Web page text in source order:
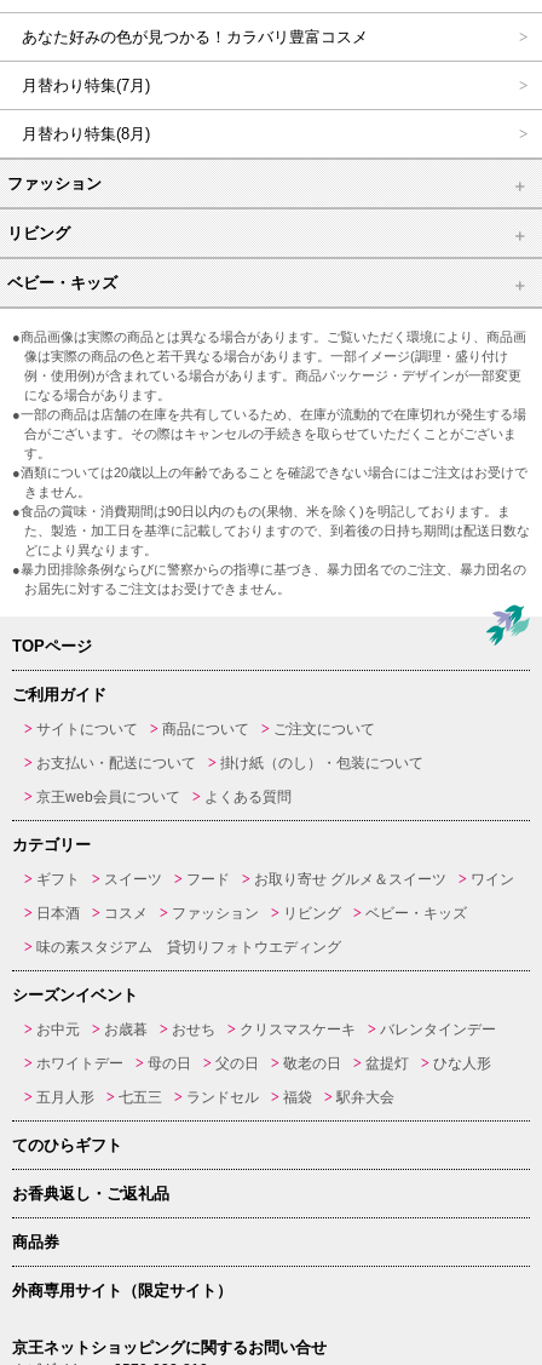
あなた好みの色が見つかる！カラバリ豊富コスメ
月替わり特集(7月)
月替わり特集(8月)
ファッション
リビング
ベビー・キッズ
●商品画像は実際の商品とは異なる場合があります。ご覧いただく環境により、商品画
像は実際の商品の色と若干異なる場合があります。一部イメージ(調理・盛り付け
例・使用例)が含まれている場合があります。商品パッケージ・デザインが一部変更
になる場合があります。
●一部の商品は店舗の在庫を共有しているため、在庫が流動的で在庫切れが発生する場
合がございます。その際はキャンセルの手続きを取らせていただくことがございま
す。
●酒類については20歳以上の年齢であることを確認できない場合にはご注文はお受けで
きません。
●食品の賞味・消費期間は90日以内のもの(果物、米を除く)を明記しております。ま
た、製造・加工日を基準に記載しておりますので、到着後の日持ち期間は配送日数な
どにより異なります。
●暴力団排除条例ならびに警察からの指導に基づき、暴力団名でのご注文、暴力団名の
お届先に対するご注文はお受けできません。
TOPページ
ご利用ガイド
サイトについて 商品について
ご注文について
お支払い・配送について
掛け紙（のし）・包装について
京王web会員について
よくある質問
カテゴリー
ギフト スイーツ フード お取り寄せ グルメ＆スイーツ
ワイン
日本酒
コスメ ファッション リビング
ベビー・キッズ
味の素スタジアム 貸切りフォトウエディング
シーズンイベント
お中元 お歳暮 おせち クリスマスケーキ
バレンタインデー
ホワイトデー
母の日 父の日 敬老の日 盆提灯
ひな人形
五月人形
七五三 ランドセル 福袋 駅弁大会
てのひらギフト
お香典返し・ご返礼品
商品券
外商専用サイト（限定サイト）
京王ネットショッピングに関するお問い合せ